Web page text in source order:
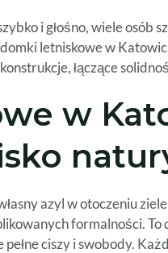
i głośno, wiele osób
letniskowe w
łączące
w
azyl w otoczeniu
formalności.
ciszy i swobody.